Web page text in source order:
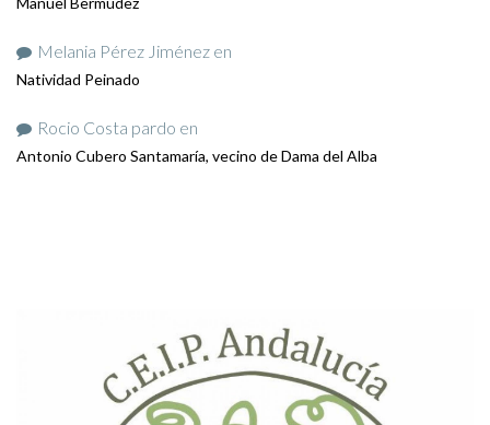
Melania Pérez Jiménez en
Natividad Peinado
Rocio Costa pardo en
Antonio Cubero Santamaría, vecino de Dama del Alba